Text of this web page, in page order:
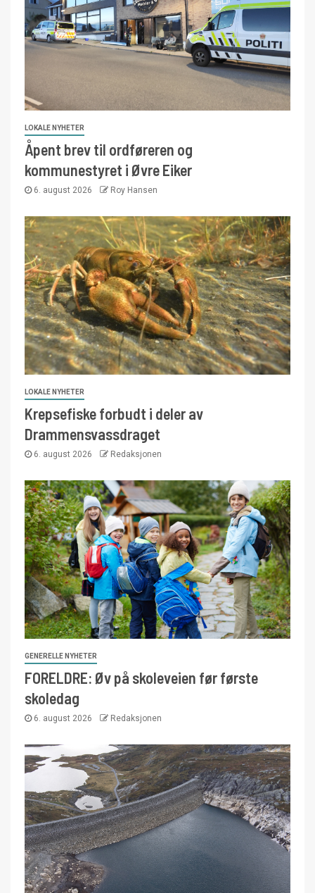
LOKALE NYHETER
Åpent brev til ordføreren og
kommunestyret i Øvre Eiker
6. august 2026 Roy Hansen
LOKALE NYHETER
Krepsefiske forbudt i deler av
Drammensvassdraget
6. august 2026 Redaksjonen
GENERELLE NYHETER
FORELDRE: Øv på skoleveien før første
skoledag
6. august 2026 Redaksjonen